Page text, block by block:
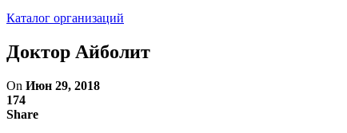
Каталог организаций
Доктор Айболит
On Июн 29, 2018
174
Share